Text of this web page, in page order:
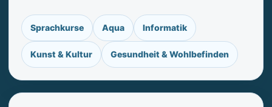
Sprachkurse Aqua Informatik
Kunst & Kultur Gesundheit & Wohlbefinden